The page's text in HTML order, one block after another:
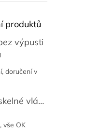
produktů
výpusti
5 hvězdiček.
doručení v
Sítě proti hmyzu - skelné vlákno + PVC
5 hvězdiček.
vše OK